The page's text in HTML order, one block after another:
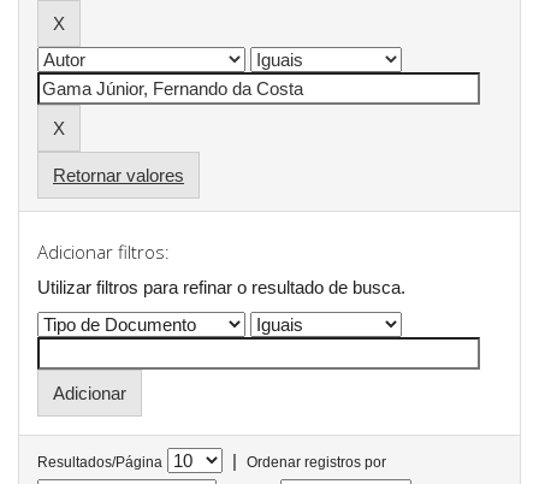
Retornar valores
Adicionar filtros:
Utilizar filtros para refinar o resultado de busca.
Resultados/Página |
Ordenar registros por